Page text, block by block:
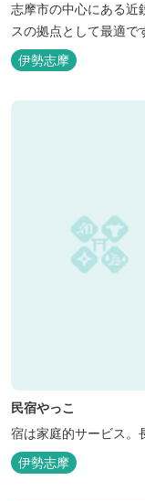
志摩市の中心にある近
スの拠点として最適で
伊勢志摩
民宿やっこ
宿は家庭的サービス。
伊勢志摩